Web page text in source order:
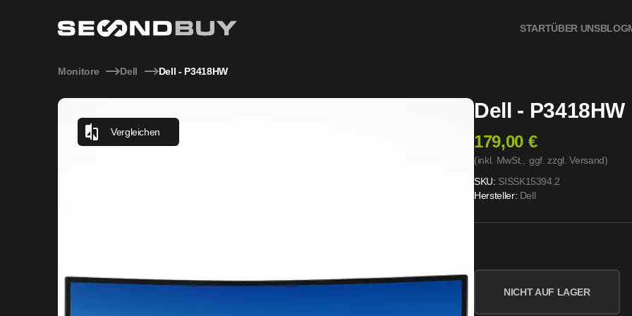
STARTÜBER UNSBLOG
Monitore Dell Dell - P3418HW
Vergleichen
Dell - P3418HW
179,00 €
(inkl. MwSt., ggf. zzgl. Versand)
SKU: SISSK15394.2
Hersteller: Dell
NICHT AUF LAGER